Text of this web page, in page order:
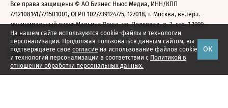
На нашем сайте используются cookie-файлы и технологии
персонализации. Продолжая пользоваться данным сайтом, вы
подтверждаете свое согласие на использование файлов cookie
и технологий персонализации в соответствии с Политикой в
отношении обработки персональных данных.
ОК
Все права защищены © АО Бизнес Ньюс Медиа, ИНН/КПП
7712108141/771501001, ОГРН 1027739124775, 127018, г. Москва, вн.тер.г.
муниципальный округ Марьина Роща, ул. Полковая, д. 3, стр. 1 1999—
2026